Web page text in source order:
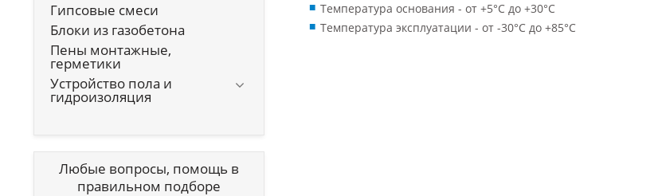
Гипсовые смеси
Блоки из газобетона
Пены монтажные,
герметики
Устройство пола и
гидроизоляция
Любые вопросы, помощь в
правильном подборе
Температура основания - от +5°С до +30°С
Температура эксплуатации - от -30°С до +85°С